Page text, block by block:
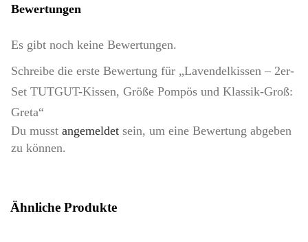
Bewertungen
Es gibt noch keine Bewertungen.
Schreibe die erste Bewertung für „Lavendelkissen – 2er-
Set TUTGUT-Kissen, Größe Pompös und Klassik-Groß:
Greta“
Du musst angemeldet sein, um eine Bewertung abgeben
zu können.
Ähnliche Produkte